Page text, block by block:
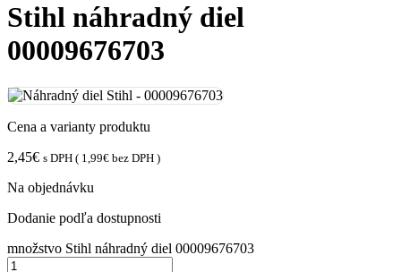
Stihl náhradný diel
00009676703
Cena a varianty produktu
2,45€ s DPH ( 1,99€ bez DPH )
Na objednávku
Dodanie podľa dostupnosti
množstvo Stihl náhradný diel 00009676703